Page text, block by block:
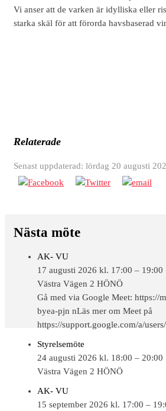
Vi anser att de varken är idylliska eller
starka skäl för att förorda havsbaserad
Relaterade
Senast uppdaterad: lördag 20 augusti
Nästa möte
AK- VU
17 augusti 2026 kl. 17:00 – 19:00
Västra Vägen 2 HÖNÖ
Gå med via Google Meet: https://
byea-pjn nLäs mer om Meet på
https://support.google.com/a/
Styrelsemöte
24 augusti 2026 kl. 18:00 – 20:00
Västra Vägen 2 HÖNÖ
AK- VU
15 september 2026 kl. 17:00 –